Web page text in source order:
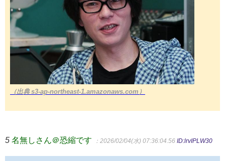
（出典 s3-ap-northeast-1.amazonaws.com）
5 名無しさん＠恐縮です ：2026/02/04(水) 07:36:04.56 ID:lrvIPLW30